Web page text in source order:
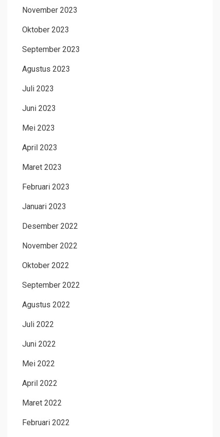
November 2023
Oktober 2023
September 2023
Agustus 2023
Juli 2023
Juni 2023
Mei 2023
April 2023
Maret 2023
Februari 2023
Januari 2023
Desember 2022
November 2022
Oktober 2022
September 2022
Agustus 2022
Juli 2022
Juni 2022
Mei 2022
April 2022
Maret 2022
Februari 2022